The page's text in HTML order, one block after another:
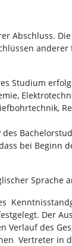
Abschluss.
Studium
bei Beginn
Sprache
Der
Verlauf des
Vertreter in